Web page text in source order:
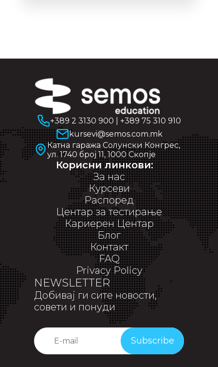
+389 2 3130 900
+389 75 310 910
kursevi@semos.com.mk
Катна гаража Солунски Конгрес,
ул. 1740 број 11, 1000 Скопје
Корисни линкови:
За нас
Курсеви
Распоред
Центар за тестирање
Кариерен Центар
Блог
Контакт
FAQ
Privacy Policy
NEWSLETTER
Добивај ги сите новости,
совети и понуди
Subscribe